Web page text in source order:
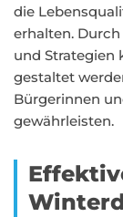
die
erhalten.
und Strategien
gestaltet
Bürgerinnen
gewährleisten.